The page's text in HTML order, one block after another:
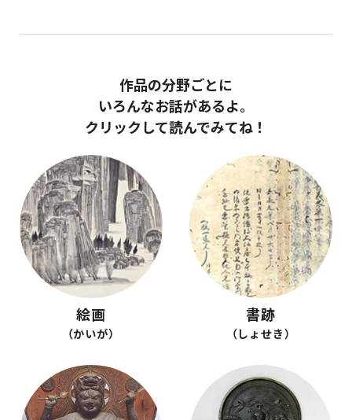
作品の分野ごとに
いろんなお話があるよ。
クリックして読んでみてね！
絵画
（かいが）
書跡
（しょせき）